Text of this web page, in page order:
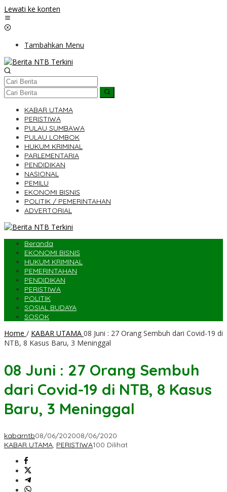
Lewati ke konten
Tambahkan Menu
KABAR UTAMA
PERISTIWA
PULAU SUMBAWA
PULAU LOMBOK
HUKUM KRIMINAL
PARLEMENTARIA
PENDIDIKAN
NASIONAL
PEMILU
EKONOMI BISNIS
POLITIK / PEMERINTAHAN
ADVERTORIAL
Beranda
EKONOMI BISNIS
HUKUM KRIMINAL
PEMERINTAHAN
PENDIDIKAN
PERISTIWA
POLITIK
SOSIAL BUDAYA
SOSOK
Home / KABAR UTAMA 08 Juni : 27 Orang Sembuh dari Covid-19 di
NTB, 8 Kasus Baru, 3 Meninggal
08 Juni : 27 Orang Sembuh
dari Covid-19 di NTB, 8 Kasus
Baru, 3 Meninggal
kabarntb08/06/202008/06/2020
KABAR UTAMA, PERISTIWA100 Dilihat